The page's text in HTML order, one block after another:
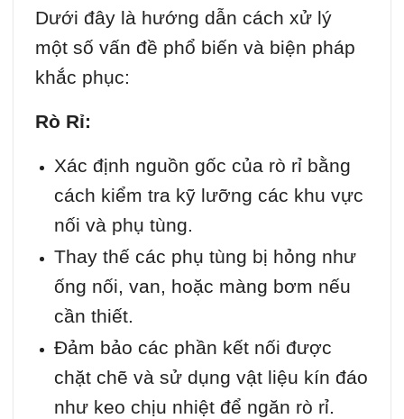
Dưới đây là hướng dẫn cách xử lý
một số vấn đề phổ biến và biện pháp
khắc phục:
Rò Rỉ:
Xác định nguồn gốc của rò rỉ bằng
cách kiểm tra kỹ lưỡng các khu vực
nối và phụ tùng.
Thay thế các phụ tùng bị hỏng như
ống nối, van, hoặc màng bơm nếu
cần thiết.
Đảm bảo các phần kết nối được
chặt chẽ và sử dụng vật liệu kín đáo
như keo chịu nhiệt để ngăn rò rỉ.